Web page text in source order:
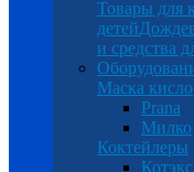
Товары для
детей
и средства
Маска
Prana
Милко
Коктейлеры
Котэкс